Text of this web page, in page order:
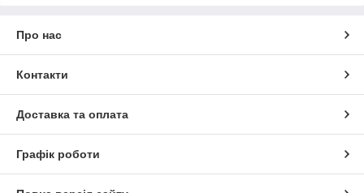
Про нас
Контакти
Доставка та оплата
Графік роботи